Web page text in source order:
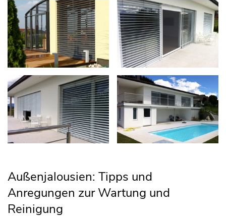
Außenjalousien: Tipps und
Anregungen zur Wartung und
Reinigung